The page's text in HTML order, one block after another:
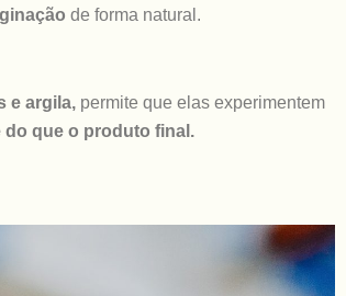
de forma natural.
e argila, permite que elas experimentem
do que o produto final.